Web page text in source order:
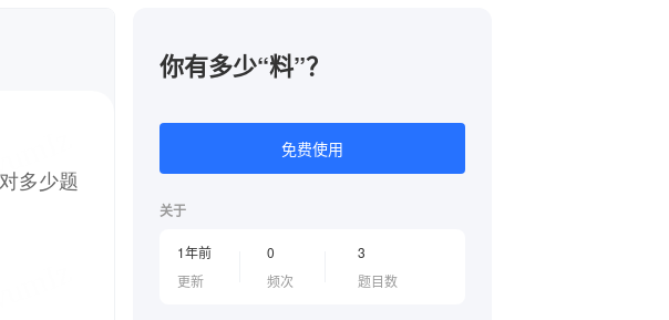
你有多少“料”？
免费使用
关于
1年前
更新
0
频次
3
题目数